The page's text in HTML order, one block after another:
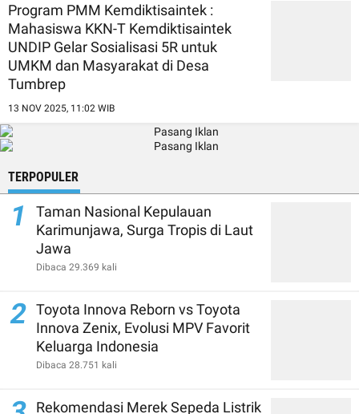
Program PMM Kemdiktisaintek :
Mahasiswa KKN-T Kemdiktisaintek
UNDIP Gelar Sosialisasi 5R untuk
UMKM dan Masyarakat di Desa
Tumbrep
13 NOV 2025, 11:02 WIB
TERPOPULER
1
Taman Nasional Kepulauan
Karimunjawa, Surga Tropis di Laut
Jawa
Dibaca 29.369 kali
2 Toyota Innova Reborn vs Toyota
Innova Zenix, Evolusi MPV Favorit
Keluarga Indonesia
Dibaca 28.751 kali
Rekomendasi Merek Sepeda Listrik